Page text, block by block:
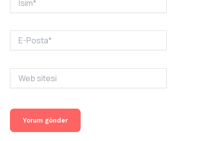
Posta*
sitesi